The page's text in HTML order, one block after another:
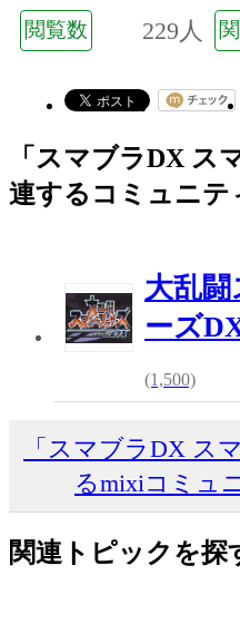
閲覧数 229人
「スマブラDX ス
連するコミュニテ
大乱
ーズ
(1,500)
「スマブラDX ス
るmixiコミュ
関連トピックを探